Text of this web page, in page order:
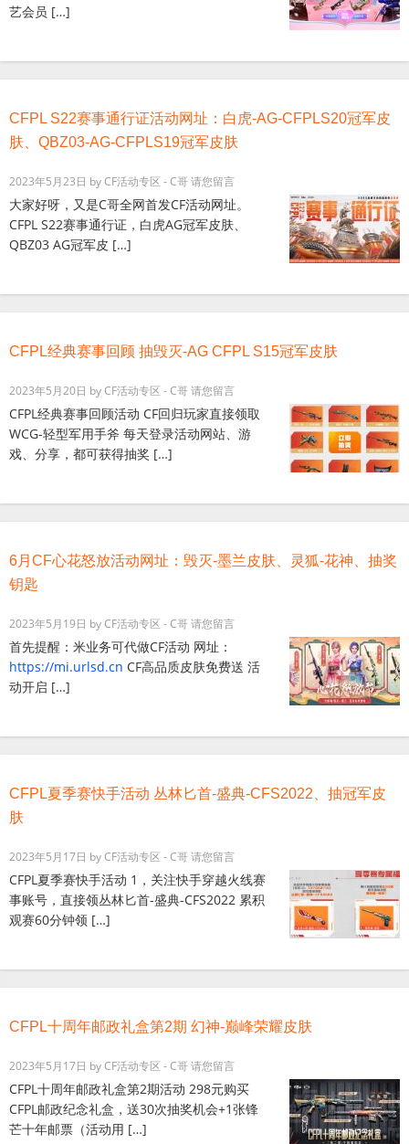
艺会员 […]
CFPL S22赛事通行证活动网址：白虎-AG-CFPLS20冠军皮
肤、QBZ03-AG-CFPLS19冠军皮肤
2023年5月23日 byCF活动专区 - C哥请您留言
大家好呀，又是C哥全网首发CF活动网址。
CFPL S22赛事通行证，白虎AG冠军皮肤、
QBZ03 AG冠军皮 […]
CFPL经典赛事回顾 抽毁灭-AG CFPL S15冠军皮肤
2023年5月20日 byCF活动专区 - C哥请您留言
CFPL经典赛事回顾活动 CF回归玩家直接领取
WCG-轻型军用手斧 每天登录活动网站、游
戏、分享，都可获得抽奖 […]
6月CF心花怒放活动网址：毁灭-墨兰皮肤、灵狐-花神、抽奖
钥匙
2023年5月19日 byCF活动专区 - C哥请您留言
首先提醒：米业务可代做CF活动 网址：
https://mi.urlsd.cn ​CF高品质皮肤免费送 活
动开启 […]
CFPL夏季赛快手活动 丛林匕首-盛典-CFS2022、抽冠军皮
肤
2023年5月17日 byCF活动专区 - C哥请您留言
CFPL夏季赛快手活动 1，关注快手穿越火线赛
事账号，直接领丛林匕首-盛典-CFS2022 累积
观赛60分钟领 […]
CFPL十周年邮政礼盒第2期 幻神-巅峰荣耀皮肤
2023年5月17日 byCF活动专区 - C哥请您留言
CFPL十周年邮政礼盒第2期活动 298元购买
CFPL邮政纪念礼盒，送30次抽奖机会+1张锋
芒十年邮票（活动用 […]